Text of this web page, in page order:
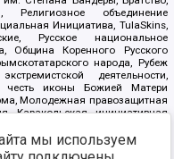
объединение
Инициатива, TulaSkins,
Русское национальное
Община Коренного Русского
народа, Рубеж
деятельности,
честь иконы Божией Матери
Молодежная правозащитная
Каракольская инициативная
Русская республика Русь,
Нация и свобода, W.H.С., Фалунь
мы используем